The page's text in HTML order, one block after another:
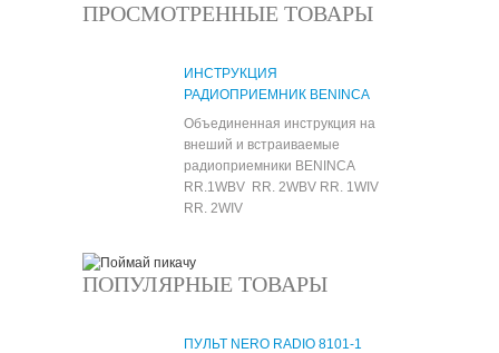
ПРОСМОТРЕННЫЕ ТОВАРЫ
ИНСТРУКЦИЯ
РАДИОПРИЕМНИК BENINCA
Объединенная инструкция на
внеший и встраиваемые
радиоприемники BENINCA
RR.1WBV RR. 2WBV RR. 1WIV
RR. 2WIV
ПОПУЛЯРНЫЕ ТОВАРЫ
ПУЛЬТ NERO RADIO 8101-1